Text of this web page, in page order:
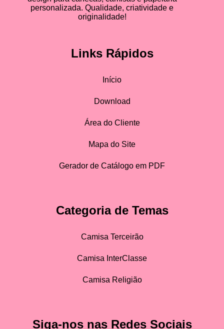
personalizada. Qualidade, criatividade e
originalidade!
Links Rápidos
Início
Download
Área do Cliente
Mapa do Site
Gerador de Catálogo em PDF
Categoria de Temas
Camisa Terceirão
Camisa InterClasse
Camisa Religião
Siga-nos nas Redes Sociais